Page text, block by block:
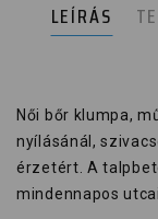
LEÍRÁS
Női bőr klumpa,
nyílásánál,
érzetért. A
mindennapos